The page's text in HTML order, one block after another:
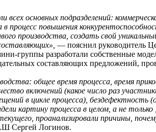
основных подразделений:
в процесс повышения
производства, создать свой
— пояснил руководитель
группы разработали собственные
составляющих предложений,
общее время процесса, время
включений (какое число раз
в цикле процесса), бездефектность
картину процесса в целом, а не
проанализировали причины,
Сергей Логинов.